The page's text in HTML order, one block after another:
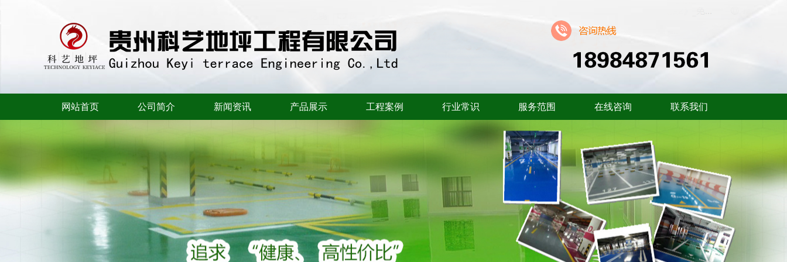
网站首页 公司简介 新闻资讯 产品展示 工程案例 行业常识 服务范围 在线咨询 联系我们